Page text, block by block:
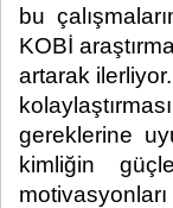
bu
KOBİ
artarak
gereklerine
kimliğin